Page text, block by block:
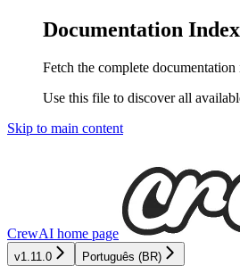
Documentation Index
Fetch the complete documentation
Use this file to discover all
Skip to main content
CrewAI home page
v1.11.0 Português (BR)